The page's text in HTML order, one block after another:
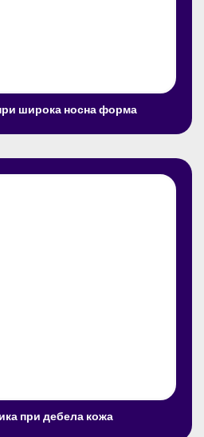
широка носна форма
при дебела кожа